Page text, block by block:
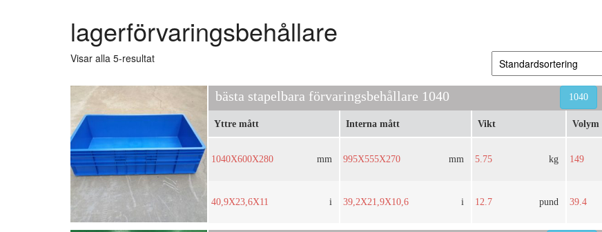
lagerförvaringsbehållare
Visar alla 5-resultat
bästa stapelbara förvaringsbehållare 1040 1040
Yttre mått
1040X600X280 mm
40,9X23,6X11 i
Interna mått
995X555X270 mm
39,2X21,9X10,6 i
Vikt
5.75 kg
12.7 pund
Volym
149
39.4